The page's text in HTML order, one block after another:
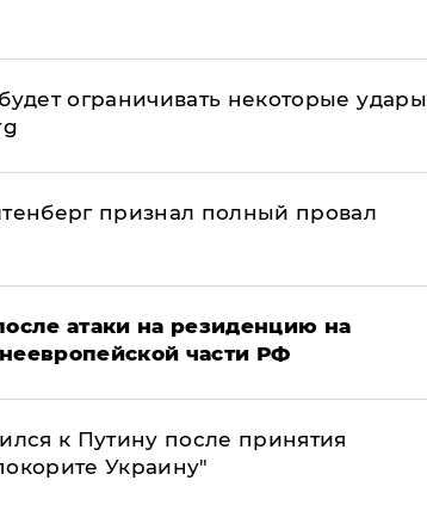
ограничивать некоторые удары
признал полный провал
атаки на резиденцию на
части РФ
к Путину после принятия
Украину"